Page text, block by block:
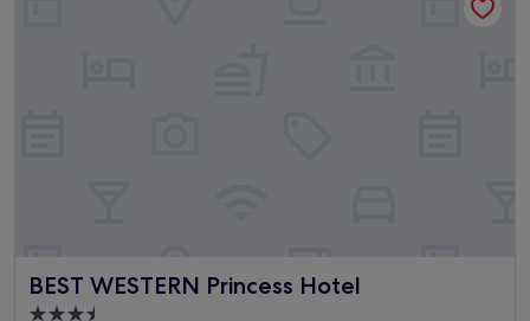
BEST WESTERN Princess Hotel
BEST WESTERN Princess Hotel
3.5-